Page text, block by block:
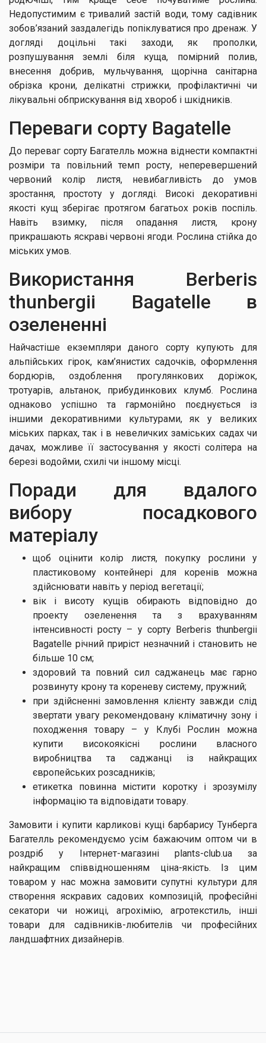
Недопустимим є тривалий застій води, тому садівник
зобов’язаний заздалегідь попіклуватися про дренаж. У
догляді доцільні такі заходи, як прополки,
розпушування землі біля куща, помірний полив,
внесення добрив, мульчування, щорічна санітарна
обрізка крони, делікатні стрижки, профілактичні чи
лікувальні обприскування від хвороб і шкідників.
Переваги сорту Bagatelle
До переваг сорту Багателль можна віднести компактні
розміри та повільний темп росту, неперевершений
червоний колір листя, невибагливість до умов
зростання, простоту у догляді. Високі декоративні
якості кущ зберігає протягом багатьох років поспіль.
Навіть взимку, після опадання листя, крону
прикрашають яскраві червоні ягоди. Рослина стійка до
міських умов.
Використання Berberis
thunbergii Bagatelle в
озелененні
Найчастіше екземпляри даного сорту купують для
альпійських гірок, кам’янистих садочків, оформлення
бордюрів, оздоблення прогулянкових доріжок,
тротуарів, альтанок, прибудинкових клумб. Рослина
однаково успішно та гармонійно поєднується із
іншими декоративними культурами, як у великих
міських парках, так і в невеличких заміських садах чи
дачах, можливе її застосування у якості солітера на
березі водойми, схилі чи іншому місці.
Поради для вдалого
вибору посадкового
матеріалу
щоб оцінити колір листя, покупку рослини у
пластиковому контейнері для коренів можна
здійснювати навіть у період вегетації;
вік і висоту кущів обирають відповідно до
проекту озеленення та з врахуванням
інтенсивності росту – у сорту Berberis thunbergii
Bagatelle річний приріст незначний і становить не
більше 10 см;
здоровий та повний сил саджанець має гарно
розвинуту крону та кореневу систему, пружний;
при здійсненні замовлення клієнту завжди слід
звертати увагу рекомендовану кліматичну зону і
походження товару – у Клубі Рослин можна
купити високоякісні рослини власного
виробництва та саджанці із найкращих
європейських розсадників;
етикетка повинна містити коротку і зрозумілу
інформацію та відповідати товару.
Замовити і купити карликові кущі барбарису Тунберга
Багателль рекомендуємо усім бажаючим оптом чи в
роздріб у Інтернет-магазині plants-club.ua за
найкращим співвідношенням ціна-якість. Із цим
товаром у нас можна замовити супутні культури для
створення яскравих садових композицій, професійні
секатори чи ножиці, агрохімію, агротекстиль, інші
товари для садівників-любителів чи професійних
ландшафтних дизайнерів.